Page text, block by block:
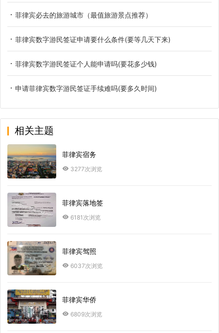
菲律宾必去的旅游城市（最值旅游景点推荐）
菲律宾数字游民签证申请要什么条件(要等几天下来)
菲律宾数字游民签证个人能申请吗(要花多少钱)
申请菲律宾数字游民签证手续难吗(要多久时间)
相关主题
菲律宾宿务
3277次浏览
菲律宾落地签
6181次浏览
菲律宾驾照
6037次浏览
菲律宾华侨
6809次浏览